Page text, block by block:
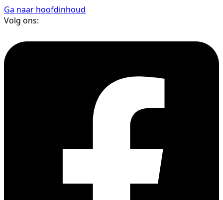
Ga naar hoofdinhoud
Volg ons: